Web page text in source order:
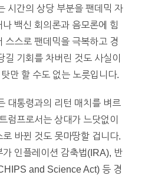
시간의 상당 부분을 팬데믹 자
나 백신 회의론과 음모론에 힘
스스로 팬데믹을 극복하고 경
길 기회를 차버린 것도 사실이
만 할 수도 없는 노릇입니다.
대통령과의 리턴 매치를 벼르
럼프로서는 상대가 느닷없이
로 바뀐 것도 못마땅할 겁니다.
가 인플레이션 감축법(IRA), 반
and Science Act) 등 경